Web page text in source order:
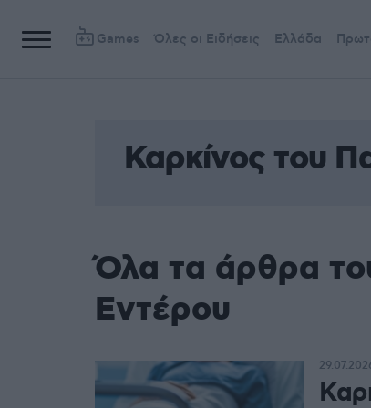
Games Όλες οι Ειδήσεις Ελλάδα
Καρκίνος του
Όλα τα άρθρα
Εντέρου